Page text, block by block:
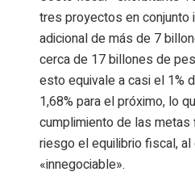
tres proyectos en conjunto
adicional de más de 7
cerca de 17 billones de
esto equivale a casi el 1%
1,68% para el próximo, lo
cumplimiento de las
riesgo el equilibrio fiscal,
«innegociable».